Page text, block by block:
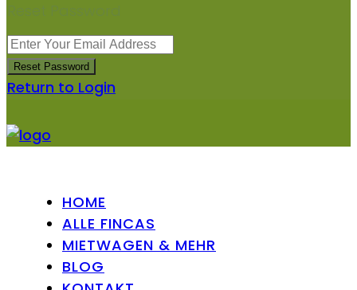
Reset Password
Reset Password
Return to Login
HOME
ALLE FINCAS
MIETWAGEN & MEHR
BLOG